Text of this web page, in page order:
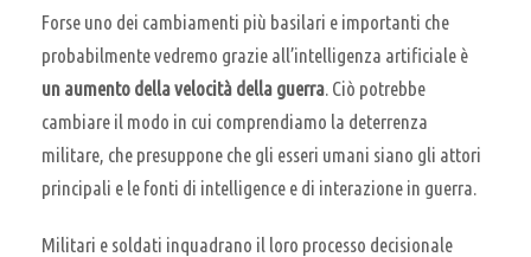
Forse uno dei cambiamenti più basilari e importanti che
probabilmente vedremo grazie all’intelligenza artificiale è
un aumento della velocità della guerra. Ciò potrebbe
cambiare il modo in cui comprendiamo la deterrenza
militare, che presuppone che gli esseri umani siano gli attori
principali e le fonti di intelligence e di interazione in guerra.
Militari e soldati inquadrano il loro processo decisionale